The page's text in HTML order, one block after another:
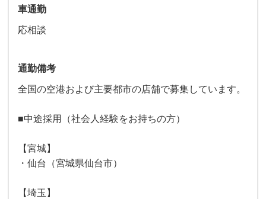
車通勤
応相談
通勤備考
全国の空港および主要都市の店舗で募集しています。
■中途採用（社会人経験をお持ちの方）
【宮城】
・仙台（宮城県仙台市）
【埼玉】